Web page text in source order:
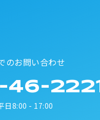
のお問い合わせ
46-2221
日8:00 - 17:00